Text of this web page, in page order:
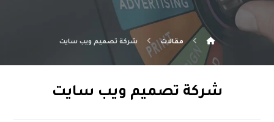
مقالات شركة تصميم ويب سايت
شركة تصميم ويب سايت